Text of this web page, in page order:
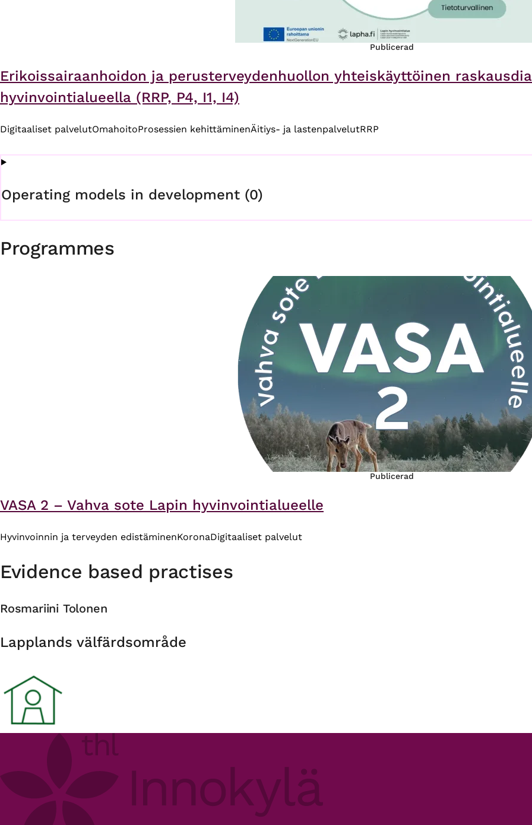
Publicerad
Erikoissairaanhoidon ja perusterveydenhuollon yhteiskäyttöinen
hyvinvointialueella (RRP, P4, I1, I4)
Digitaaliset palvelutOmahoitoProsessien kehittäminenÄitiys- ja lastenpalvelutRRP
Operating models in development (0)
Programmes
Publicerad
VASA 2 – Vahva sote Lapin hyvinvointialueelle
Hyvinvoinnin ja terveyden edistäminenKoronaDigitaaliset palvelut
Evidence based practises
Rosmariini Tolonen
Organisation
Lapplands välfärdsområde